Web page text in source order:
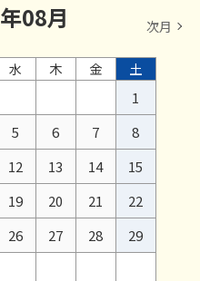
年08月 次月
水 木 金
土
1
5 6 7
8
12 13 14
15
19 20 21
22
26 27 28
29